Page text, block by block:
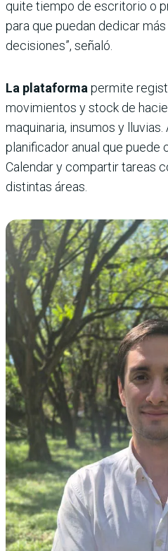
quite tiempo de escritorio o
para que puedan dedicar
decisiones”, señaló.
La plataformapermite
movimientos y stock de
maquinaria, insumos y
planificador anual que puede
Calendar y compartir tareas
distintas áreas.